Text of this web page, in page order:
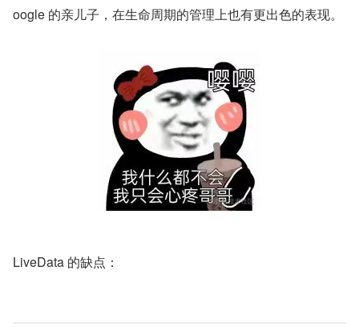
oogle 的亲儿子，在生命周期的管理上也有更出色的表现。
LiveData 的缺点：